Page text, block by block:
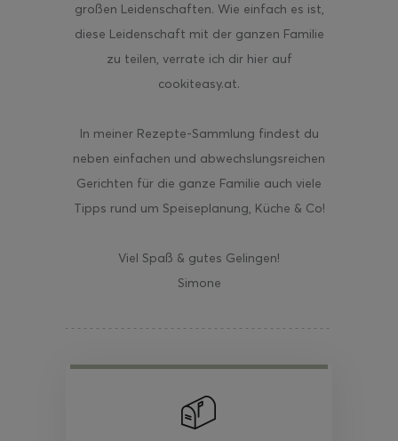
großen Leidenschaften. Wie einfach es ist,
diese Leidenschaft mit der ganzen Familie
zu teilen, verrate ich dir hier auf
cookiteasy.at.
In meiner Rezepte-Sammlung findest du
neben einfachen und abwechslungsreichen
Gerichten für die ganze Familie auch viele
Tipps rund um Speiseplanung, Küche & Co!
Viel Spaß & gutes Gelingen!
Simone